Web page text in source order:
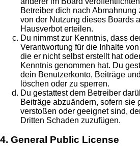
Betreiber dich nach
von der Nutzung dieses Boards
Hausverbot erteilen.
Du nimmst zur Kenntnis, dass
Verantwortung für die Inhalte
die er nicht selbst erstellt hat
Kenntnis genommen hat. Du
dein Benutzerkonto, Beiträge
löschen oder zu sperren.
Du gestattest dem Betreiber
Beiträge abzuändern, sofern sie
verstoßen oder geeignet sind,
Dritten Schaden zuzufügen.
4. General Public License